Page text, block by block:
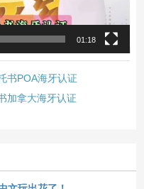
01:18
书POA海牙认证
加拿大海牙认证